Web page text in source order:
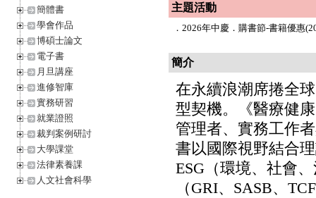
簡體書
學會作品
博碩士論文
電子書
月旦講座
進修智庫
實務研習
就業證照
裁判案例研討
大學課堂
法律素養課
人文社會科學
主題活動
． 2026年中慶．購書節-書籍優惠
簡介
在永續浪潮席捲全
型契機。《醫療健
管理者、實務工作
書以國際視野結合
ESG（環境、社會
（GRI、SASB、